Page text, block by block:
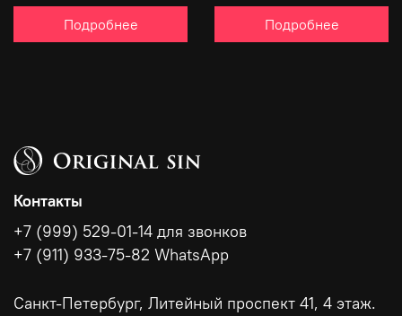
Подробнее Подробнее
Контакты
+7 (999) 529-01-14 для звонков
+7 (911) 933-75-82 WhatsApp
Санкт-Петербург, Литейный проспект 41, 4 этаж.